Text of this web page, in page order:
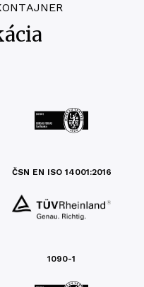
ČSN EN ISO 14001:2016
1090-1